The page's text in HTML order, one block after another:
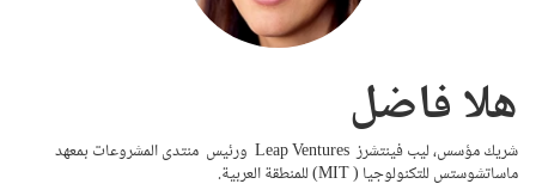
هلا فاضل
شريك مؤسس، ليب فينتشرز Leap Ventures ورئيس منتدى المشروعات بمعهد
ماساتشوستس للتكنولوجيا ( MIT) للمنطقة العربية.